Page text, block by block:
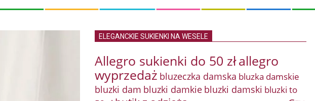
ELEGANCKIE SUKIENKI NA WESELE
Allegro sukienki do 50 złallegro
wyprzedaż bluzeczka damska bluzka damskie
bluzki dam bluzki damkie bluzki damski bluzki to